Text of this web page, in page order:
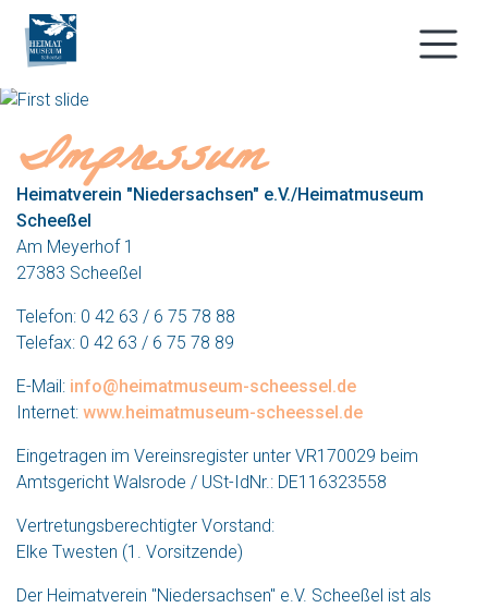
Impressum
Heimatverein "Niedersachsen" e.V./Heimatmuseum
Scheeßel
Am Meyerhof 1
27383 Scheeßel
Telefon: 0 42 63 / 6 75 78 88
Telefax: 0 42 63 / 6 75 78 89
E-Mail: info@heimatmuseum-scheessel.de
Internet: www.heimatmuseum-scheessel.de
Eingetragen im Vereinsregister unter VR170029 beim
Amtsgericht Walsrode / USt-IdNr.: DE116323558
Vertretungsberechtigter Vorstand:
Elke Twesten (1. Vorsitzende)
Der Heimatverein "Niedersachsen" e.V. Scheeßel ist als